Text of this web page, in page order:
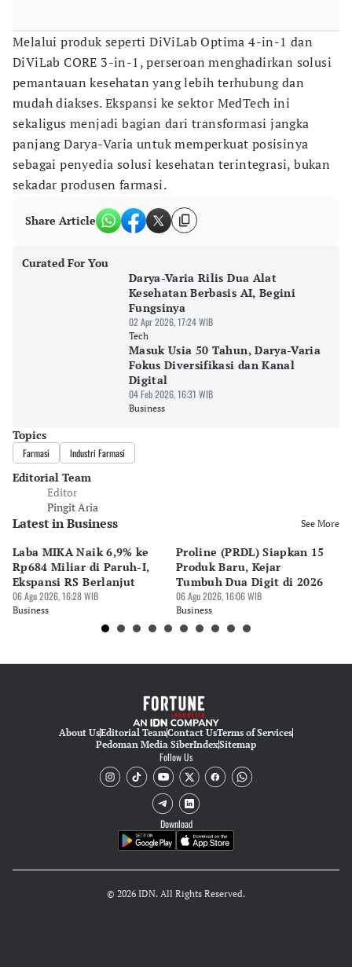
Melalui produk seperti DiViLab Optima 4-in-1 dan
DiViLab CORE 3-in-1, perseroan menghadirkan solusi
pemantauan kesehatan yang lebih terhubung dan
mudah diakses. Ekspansi ke sektor MedTech ini
sekaligus menjadi bagian dari transformasi jangka
panjang Darya-Varia untuk memperkuat posisinya
sebagai penyedia solusi kesehatan terintegrasi, bukan
sekadar produsen farmasi.
Share Article
Curated For You
Darya-Varia Rilis Dua Alat
Kesehatan Berbasis AI, Begini
Fungsinya
02 Apr 2026, 17:24 WIB
Tech
Masuk Usia 50 Tahun, Darya-Varia
Fokus Diversifikasi dan Kanal
Digital
04 Feb 2026, 16:31 WIB
Business
Topics
Farmasi Industri Farmasi
Editorial Team
Editor
Pingit Aria
Latest in Business See More
Laba MIKA Naik 6,9% ke
Rp684 Miliar di Paruh-I,
Ekspansi RS Berlanjut
06 Agu 2026, 16:28 WIB
Business
Proline (PRDL) Siapkan 15
Produk Baru, Kejar
Tumbuh Dua Digit di 2026
06 Agu 2026, 16:06 WIB
Business
About UsEditorial TeamContact UsTerms of Services
Pedoman Media SiberIndexSitemap
Follow Us
Download
© 2026 IDN. All Rights Reserved.